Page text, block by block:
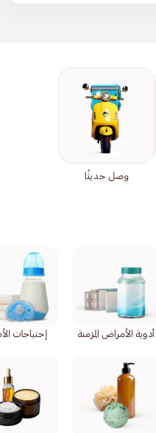
وصل حديثًا
أدوية الأمراض المزمنة إحتياجات